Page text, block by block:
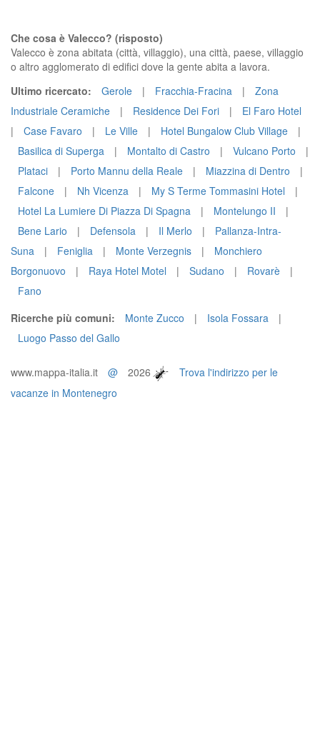
Che cosa è Valecco? (risposto)
Valecco è zona abitata (città, villaggio), una città, paese, villaggio
o altro agglomerato di edifici dove la gente abita a lavora.
Ultimo ricercato:
Gerole | Fracchia-Fracina |
Zona
Industriale Ceramiche
| Residence Dei Fori |
El Faro Hotel
|
Case Favaro | Le Ville | Hotel Bungalow Club Village
|
Basilica di Superga
| Montalto di Castro | Vulcano Porto
|
Plataci
| Porto Mannu della Reale | Miazzina di Dentro
|
Falcone
| Nh Vicenza | My S Terme Tommasini Hotel
|
Hotel La Lumiere Di Piazza Di Spagna
| Montelungo II
|
Bene Lario
| Defensola | Il Merlo |
Pallanza-Intra-
Suna
| Feniglia | Monte Verzegnis |
Monchiero
Borgonuovo
| Raya Hotel Motel | Sudano | Rovarè
|
Fano
Ricerche più comuni:
Monte Zucco | Isola Fossara
|
Luogo Passo del Gallo
www.mappa-italia.it @ 2026
Trova l'indirizzo per le
vacanze in Montenegro